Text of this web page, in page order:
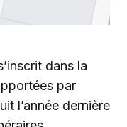
dans la
par
l’année dernière